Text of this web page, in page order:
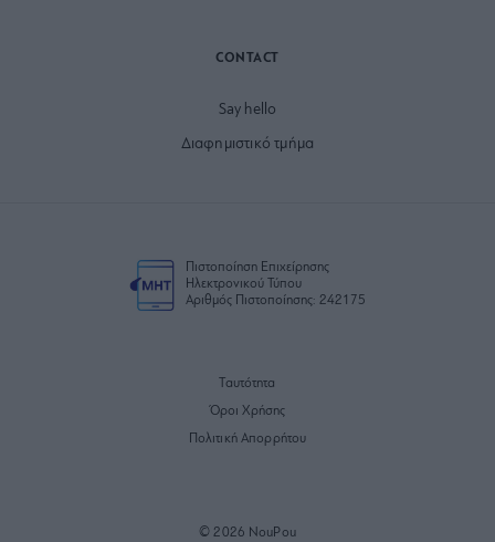
CONTACT
Say hello
Διαφημιστικό τμήμα
Πιστοποίηση Επιχείρησης
Ηλεκτρονικού Τύπου
Αριθμός Πιστοποίησης: 242175
Ταυτότητα
Όροι Χρήσης
Πολιτική Απορρήτου
© 2026 NouPou